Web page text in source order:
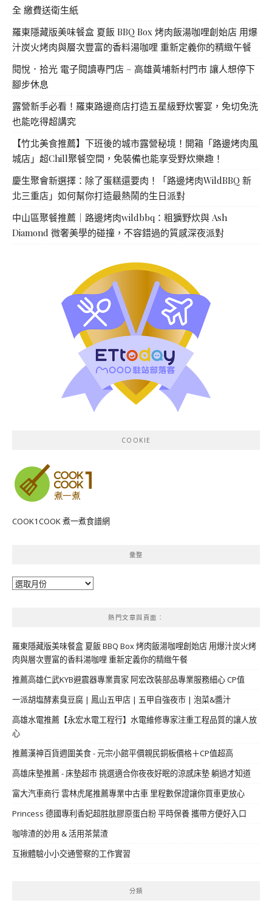
全 繳費送衛生紙
羅東隱藏版美味餐盒 夏飯 BBQ Box 烤肉飯湯咖哩創始店 用爆
汁炭火烤肉與層次豐富的香料湯咖哩 重新定義你的精緻午餐
閱悅．拾光 電子閱讀專門店 – 高雄黃埔新村門市 讓人想停下
腳步休息
露營新手必看！羅東路邊商店打造五星級野炊饗宴，免切免洗
也能吃得超講究
【竹北美食推薦】下班後的城市露營秘境！開箱「路邊烤肉風
城店」超Chill聚餐空間，免裝備也能享受野炊樂趣！
慶生聚會新選擇：除了蛋糕還要肉！「路邊烤肉WildBBQ 新
北三重店」如何幫你打造最熱鬧的生日派對
中山區聚餐推薦｜路邊烤肉wildbbq：粗獷野炊與 Ash
Diamond 微奢美學的碰撞，不容錯過的質感深夜派對
COOKIE
COOK1COOK 煮一煮食譜網
彙整
彙
熱門文章與頁面︰
羅東隱藏版美味餐盒 夏飯 BBQ Box 烤肉飯湯咖哩創始店 用爆汁炭火烤
肉與層次豐富的香料湯咖哩 重新定義你的精緻午餐
推薦高雄仁武KYB避震器專業賣家 阿宏改裝部品專業服務細心 CP值
一派胡塩酵素臭豆腐 | 鳳山五甲店 | 五甲自強夜市 | 泡菜&醬汁
高雄水電推薦【永宏水電工程行】水電維修專家注重工程品質的讓人放
心
推薦漢神百貨週圍美食 - 元宗小館平價親民銅板價格＋CP值超高
高雄床墊推薦 - 床墊超市 挑選適合你夜夜好眠的涼感床墊 躺過才知道
富大汽車商行 雲林虎尾推薦專業中古車 里程數保證讓你買車更放心
Princess 德國專利香妃超胜肽膠原蛋白粉 平時保養 攜帶方便好入口
咖啡渣的妙用 & 活用茶葉渣
互揪體驗小小交通警察的工作實習
分類